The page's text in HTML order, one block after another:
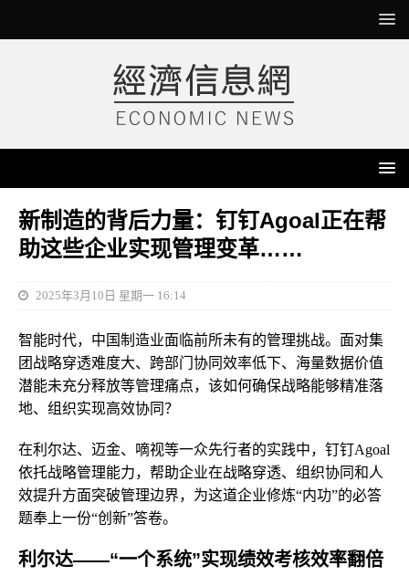
新制造的背后力量：钉钉Agoal正在帮
助这些企业实现管理变革……
2025年3月10日 星期一 16:14
智能时代，中国制造业面临前所未有的管理挑战。面对集
团战略穿透难度大、跨部门协同效率低下、海量数据价值
潜能未充分释放等管理痛点，该如何确保战略能够精准落
地、组织实现高效协同？
在利尔达、迈金、嘀视等一众先行者的实践中，钉钉Agoal
依托战略管理能力，帮助企业在战略穿透、组织协同和人
效提升方面突破管理边界，为这道企业修炼“内功”的必答
题奉上一份“创新”答卷。
利尔达——“一个系统”实现绩效考核效率翻倍